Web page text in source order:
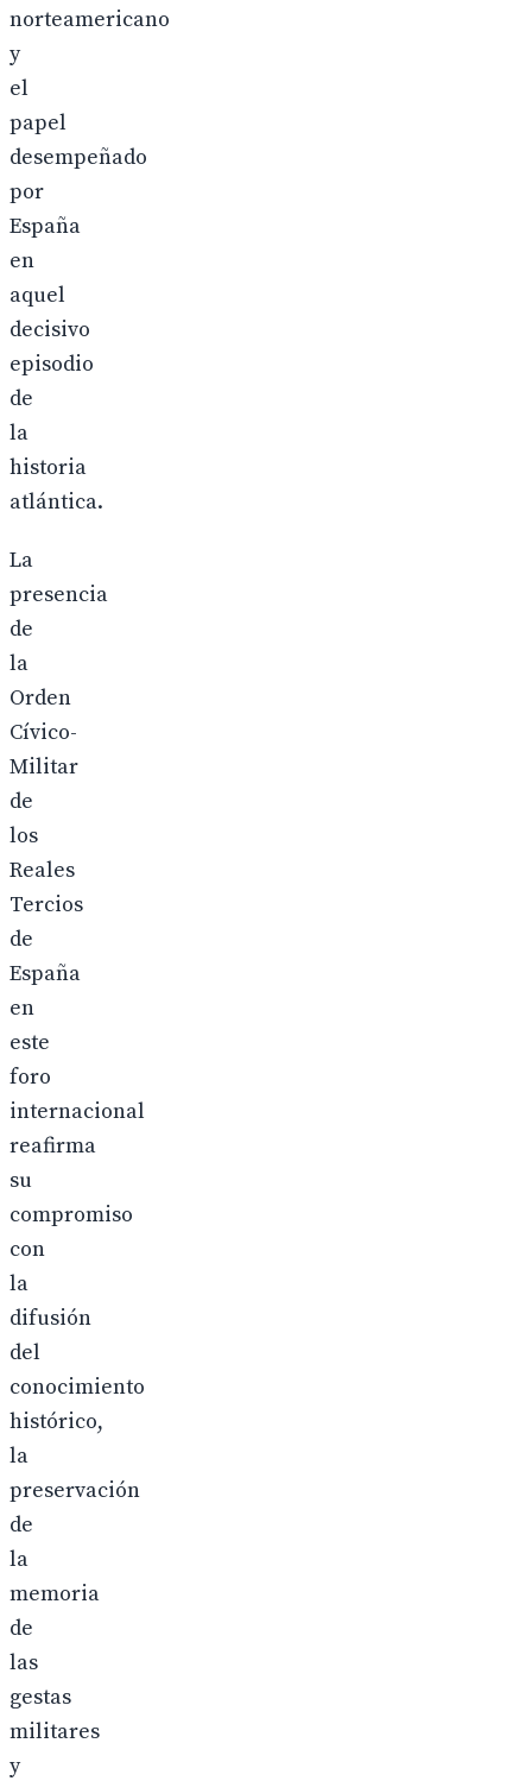
norteamericano
y
el
papel
desempeñado
por
España
en
aquel
decisivo
episodio
de
la
historia
atlántica.
La
presencia
de
la
Orden
Cívico-
Militar
de
los
Reales
Tercios
de
España
en
este
foro
internacional
reafirma
su
compromiso
con
la
difusión
del
conocimiento
histórico,
la
preservación
de
la
memoria
de
las
gestas
militares
y